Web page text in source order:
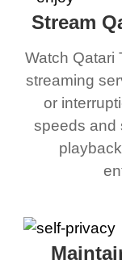
Stream
Watch Qatari
streaming
or
speeds and